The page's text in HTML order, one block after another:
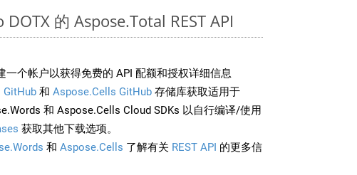
的 Aspose.Total REST API
一个帐户以获得免费的 API 配额和授权详细信息
GitHub 和 Aspose.Cells GitHub 存储库获取适用于
和 Aspose.Cells Cloud SDKs 以自行编译/使用
获取其他下载选项。
和 Aspose.Cells 了解有关 REST API 的更多信